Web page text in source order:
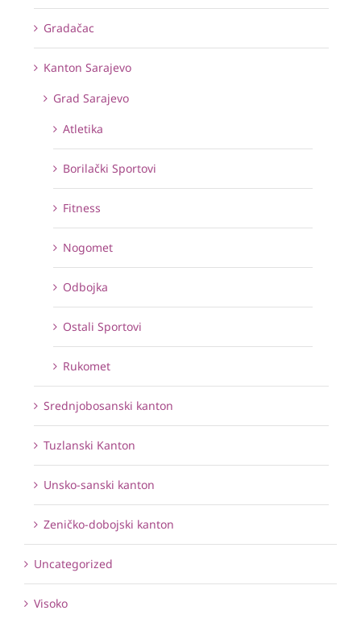
Gradačac
Kanton Sarajevo
Grad Sarajevo
Atletika
Borilački Sportovi
Fitness
Nogomet
Odbojka
Ostali Sportovi
Rukomet
Srednjobosanski kanton
Tuzlanski Kanton
Unsko-sanski kanton
Zeničko-dobojski kanton
Uncategorized
Visoko